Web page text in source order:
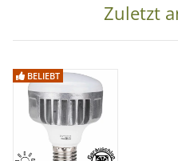
Zuletzt
BELIEBT